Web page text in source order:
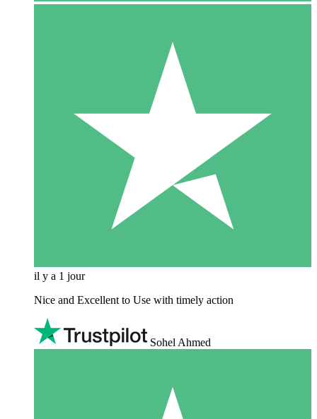
il y a 1 jour
Nice and Excellent to Use with timely action
Sohel Ahmed